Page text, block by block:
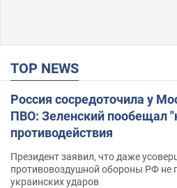
TOP NEWS
Россия сосредоточила у
ПВО: Зеленский пообещал
противодействия
Президент заявил, что даже
противовоздушной обороны РФ не
украинских ударов